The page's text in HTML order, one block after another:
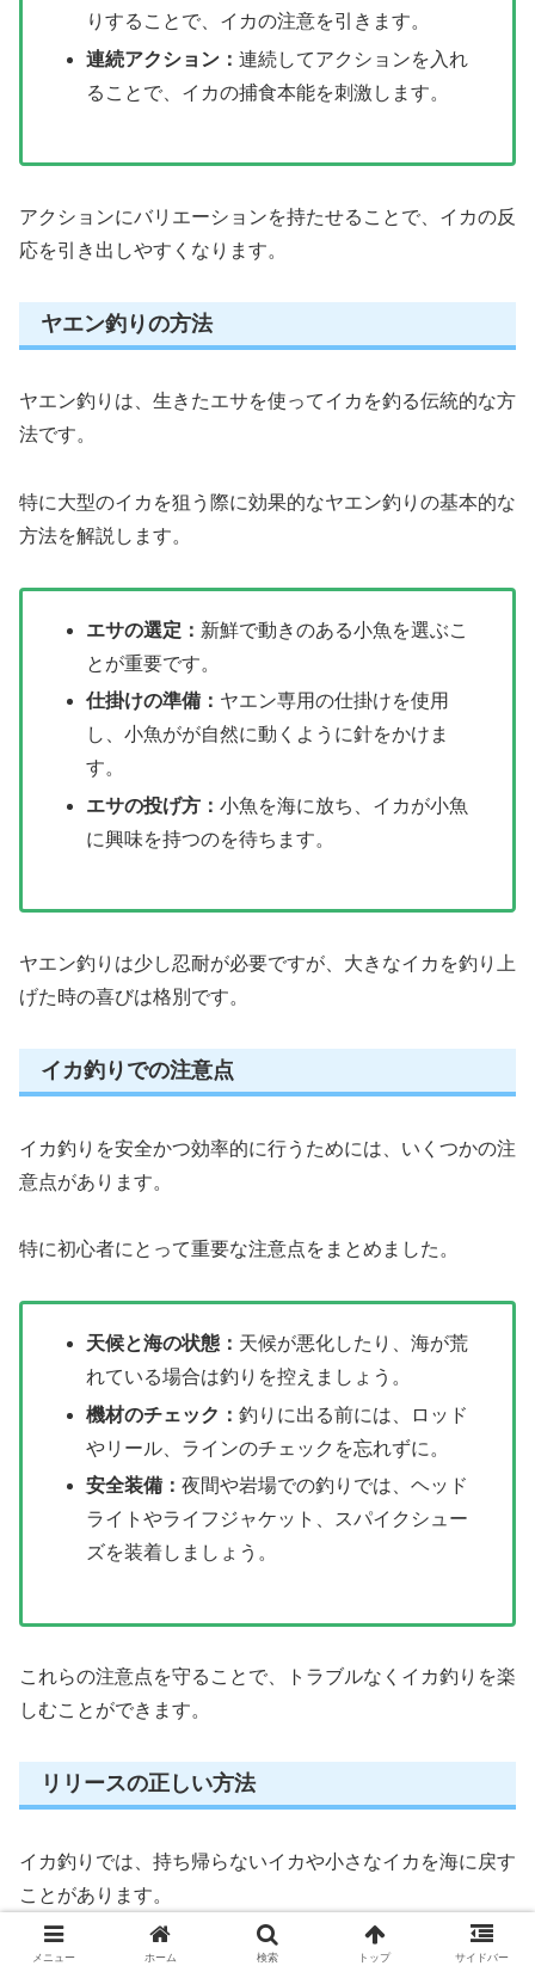
りすることで、イカの注意を引きます。
連続アクション：連続してアクションを入れ
ることで、イカの捕食本能を刺激します。
アクションにバリエーションを持たせることで、イカの反
応を引き出しやすくなります。
ヤエン釣りの方法
ヤエン釣りは、生きたエサを使ってイカを釣る伝統的な方
法です。
特に大型のイカを狙う際に効果的なヤエン釣りの基本的な
方法を解説します。
エサの選定： 新鮮で動きのある小魚を選ぶこ
とが重要です。
仕掛けの準備： ヤエン専用の仕掛けを使用
し、小魚がが自然に動くように針をかけま
す。
エサの投げ方：小魚を海に放ち、イカが小魚
に興味を持つのを待ちます。
ヤエン釣りは少し忍耐が必要ですが、大きなイカを釣り上
げた時の喜びは格別です。
イカ釣りでの注意点
イカ釣りを安全かつ効率的に行うためには、いくつかの注
意点があります。
特に初心者にとって重要な注意点をまとめました。
天候と海の状態： 天候が悪化したり、海が荒
れている場合は釣りを控えましょう。
機材のチェック：釣りに出る前には、ロッド
やリール、ラインのチェックを忘れずに。
安全装備：夜間や岩場での釣りでは、ヘッド
ライトやライフジャケット、スパイクシュー
ズを装着しましょう。
これらの注意点を守ることで、トラブルなくイカ釣りを楽
しむことができます。
リリースの正しい方法
イカ釣りでは、持ち帰らないイカや小さなイカを海に戻す
ことがあります。
このリリースを行う際には、イカを傷つけないように丁寧
メニュー ホーム 検索 トップ サイドバー